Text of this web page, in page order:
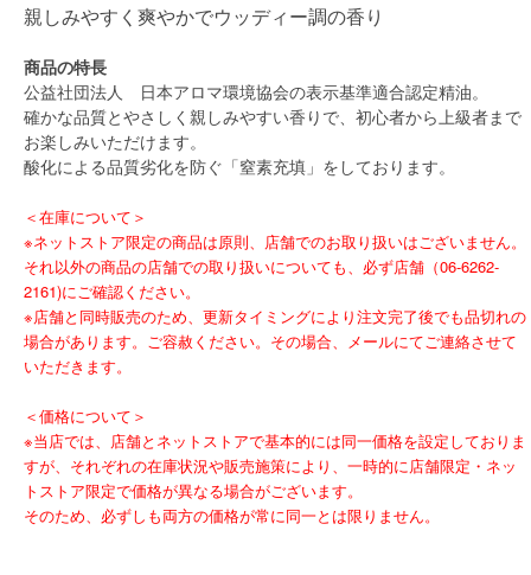
親しみやすく爽やかでウッディー調の香り
商品の特長
公益社団法人 日本アロマ環境協会の表示基準適合認定精油。
確かな品質とやさしく親しみやすい香りで、初心者から上級者まで
お楽しみいただけます。
酸化による品質劣化を防ぐ「窒素充填」をしております。
＜在庫について＞
※ネットストア限定の商品は原則、店舗でのお取り扱いはございません。
それ以外の商品の店舗での取り扱いについても、必ず店舗（06-6262-
2161)にご確認ください。
※店舗と同時販売のため、更新タイミングにより注文完了後でも品切れの
場合があります。ご容赦ください。その場合、メールにてご連絡させて
いただきます。
＜価格について＞
※当店では、店舗とネットストアで基本的には同一価格を設定しておりま
すが、それぞれの在庫状況や販売施策により、一時的に店舗限定・ネッ
トストア限定で価格が異なる場合がございます。
そのため、必ずしも両方の価格が常に同一とは限りません。